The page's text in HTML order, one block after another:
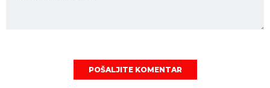
POŠALJITE KOMENTAR